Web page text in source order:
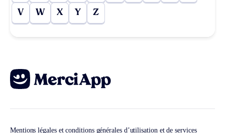
V W X Y Z
Mentions légales et conditions générales d’utilisation et de services